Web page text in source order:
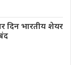
दिन भारतीय शेयर